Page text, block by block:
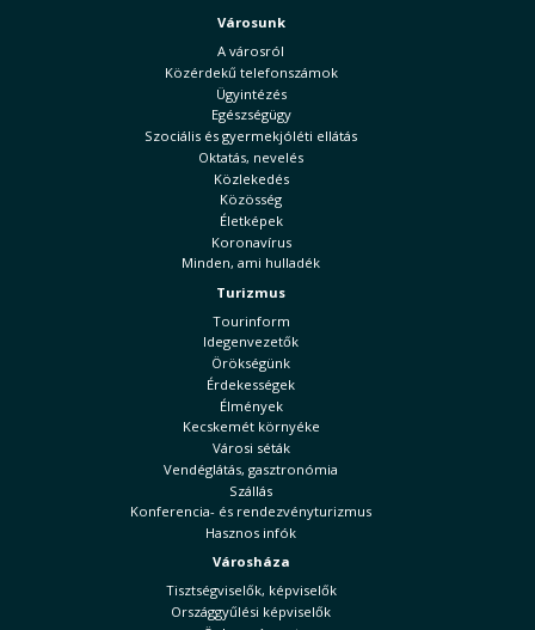
Városunk
A városról
Közérdekű telefonszámok
Ügyintézés
Egészségügy
Szociális és gyermekjóléti ellátás
Oktatás, nevelés
Közlekedés
Közösség
Életképek
Koronavírus
Minden, ami hulladék
Turizmus
Tourinform
Idegenvezetők
Örökségünk
Érdekességek
Élmények
Kecskemét környéke
Városi séták
Vendéglátás, gasztronómia
Szállás
Konferencia- és rendezvényturizmus
Hasznos infók
Városháza
Tisztségviselők, képviselők
Országgyűlési képviselők